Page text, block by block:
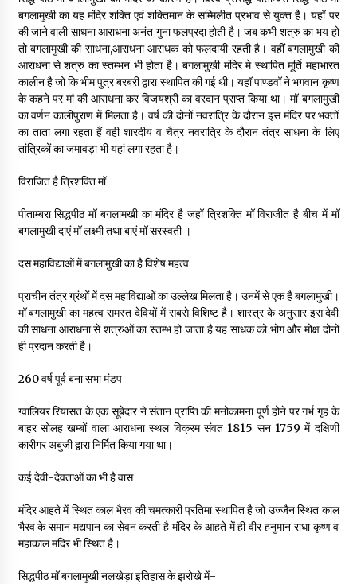
बगलामुखी का यह मंदिर शक्ति एवं शक्तिमान के सम्मिलीत प्रभाव से युक्त है। यहॉ पर
की जाने वाली साधना आराधना अनंत गुना फलप्रदा होती है। जब कभी शत्रु का भय हो
तो बगलामुखी की साधना,आराधना आराधक को फलदायी रहती है। वहीं बगलामुखी की
आराधना से शत्रु का स्तम्भन भी होता है। बगलामुखी मंदिर मे स्थापित मूर्ति महाभारत
कालीन है जो कि भीम पुत्र बरबरी द्वारा स्थापित की गई थी। यहॉ पाण्डवॉ ने भगवान कृष्ण
के कहने पर मां की आराधना कर विजयश्री का वरदान प्राप्त किया था। मॉ बगलामुखी
का वर्णन कालीपुराण में मिलता है। वर्ष की दोनों नवरात्रि के दौरान इस मंदिर पर भक्तों
का ताता लगा रहता हैं वही शारदीय व चैत्र नवरात्रि के दौरान तंत्र साधना के लिए
तांत्रिकों का जमावड़ा भी यहां लगा रहता है।
विराजित है त्रिशक्ति मॉ
पीताम्बरा सिद्धपीठ मॉ बगलामखी का मंदिर है जहॉ त्रिशक्ति मॉ विराजीत है बीच में मॉ
बगलामुखी दाएं मॉ लक्ष्मी तथा बाएं मॉ सरस्वती ।
दस महाविद्याओं में बगलामुखी का है विशेष महत्व
प्राचीन तंत्र ग्रंथों में दस महाविद्याओं का उल्लेख मिलता है। उनमें से एक है बगलामुखी।
मॉ बगलामुखी का महत्व समस्त देवियों में सबसे विशिष्ट है। शास्त्र के अनुसार इस देवी
की साधना आराधना से शत्रुओं का स्तम्भ हो जाता है यह साधक को भोग और मोक्ष दोनों
ही प्रदान करती है।
260 वर्ष पूर्व बना सभा मंडप
ग्वालियर रियासत के एक सूबेदार ने संतान प्राप्ति की मनोकामना पूर्ण होने पर गर्भ गृह के
बाहर सोलह खम्बों वाला आराधना स्थल विक्रम संवत 1815 सन 1759 में दक्षिणी
कारीगर अबुजी द्वारा निर्मित किया गया था।
कई देवी-देवताओं का भी है वास
मंदिर आहते में स्थित काल भैरव की चमत्कारी प्रतिमा स्थापित है जो उज्जैन स्थित काल
भैरव के समान मद्यपान का सेवन करती है मंदिर के आहते में ही वीर हनुमान राधा कृष्ण व
महाकाल मंदिर भी स्थित है।
सिद्धपीठ मॉ बगलामुखी नलखेड़ा इतिहास के झरोखे में-